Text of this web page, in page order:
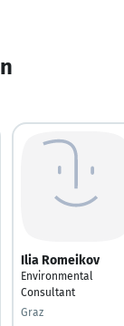
Ilia Romeikov
Environmental
Consultant
Graz